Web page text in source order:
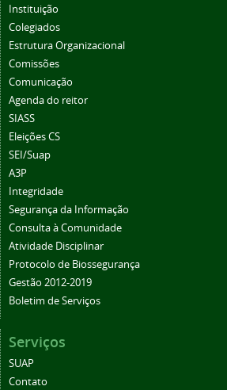
Instituição
Colegiados
Estrutura Organizacional
Comissões
Comunicação
Agenda do reitor
SIASS
Eleições CS
SEI/Suap
A3P
Integridade
Segurança da Informação
Consulta à Comunidade
Atividade Disciplinar
Protocolo de Biossegurança
Gestão 2012-2019
Boletim de Serviços
Serviços
SUAP
Contato